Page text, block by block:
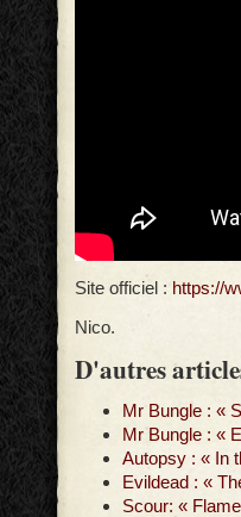
Site officiel : https://
Nico.
D'autres
Mr Bungle : «
Mr Bungle : «
Autopsy : « In
Evildead : «
Scour: «